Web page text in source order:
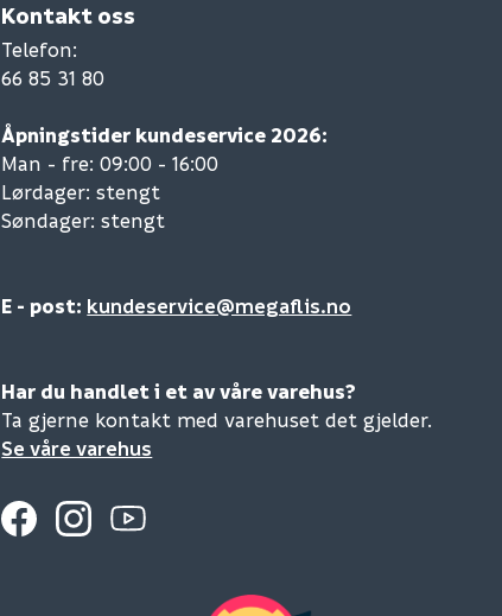
Kontakt oss
Telefon:
66 85 31 80
Åpningstider kundeservice 2026:
Man - fre: 09:00 - 16:00
Lørdager: stengt
Søndager: stengt
E - post: kundeservice@megaflis.no
Har du handlet i et av våre varehus?
Ta gjerne kontakt med varehuset det gjelder.
Se våre varehus